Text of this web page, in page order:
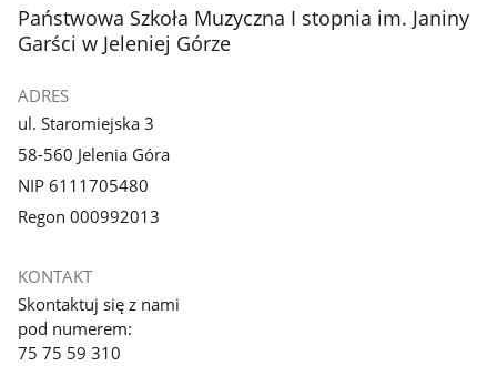
stopka
Państwowa Szkoła Muzyczna I stopnia im. Janiny
Garści w Jeleniej Górze
ADRES
ul. Staromiejska 3
58-560 Jelenia Góra
NIP 6111705480
Regon 000992013
KONTAKT
Skontaktuj się z nami
pod numerem:
75 75 59 310